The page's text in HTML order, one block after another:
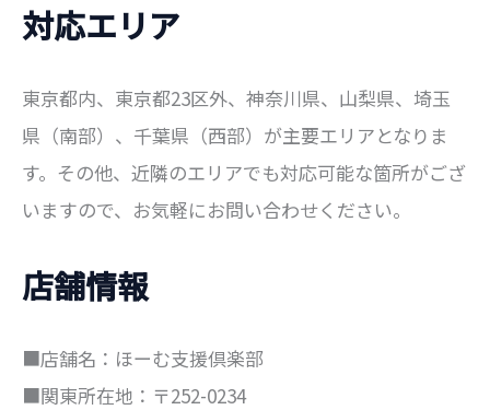
対応エリア
東京都内、東京都23区外、神奈川県、山梨県、埼玉
県（南部）、千葉県（西部）が主要エリアとなりま
す。その他、近隣のエリアでも対応可能な箇所がござ
いますので、お気軽にお問い合わせください。
店舗情報
■店舗名：ほーむ支援倶楽部
■関東所在地：〒252-0234